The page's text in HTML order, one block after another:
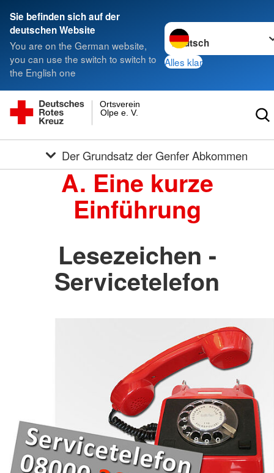
Sie befinden sich auf der
deutschen Website
You are on the German website,
you can use the switch to switch to
the English one
Sprache wechseln zu
Alles klar
Olpe e. V.
Ortsverein
Der Grundsatz der Genfer Abkommen
A. Eine kurze
Einführung
Lesezeichen -
Servicetelefon